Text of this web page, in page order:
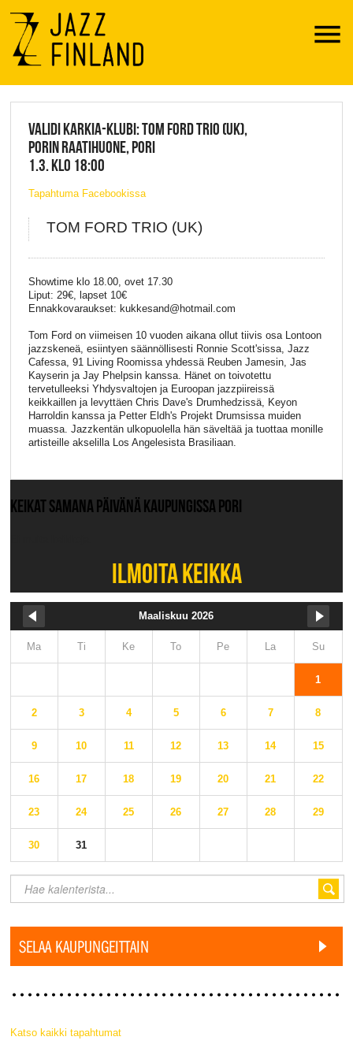
Menu
JAZZ FINLAND LIVE
VALIDI KARKIA-KLUBI: TOM FORD TRIO (UK),
PORIN RAATIHUONE, PORI
1.3. KLO 18:00
Tapahtuma Facebookissa
TOM FORD TRIO (UK)
Showtime klo 18.00, ovet 17.30
Liput: 29€, lapset 10€
Ennakkovaraukset: kukkesand@hotmail.com
Tom Ford on viimeisen 10 vuoden aikana ollut tiivis osa Lontoon
jazzskeneä, esiintyen säännöllisesti Ronnie Scott'sissa, Jazz
Cafessa, 91 Living Roomissa yhdessä Reuben Jamesin, Jas
Kayserin ja Jay Phelpsin kanssa. Hänet on toivotettu
tervetulleeksi Yhdysvaltojen ja Euroopan jazzpiireissä
keikkaillen ja levyttäen Chris Dave's Drumhedzissä, Keyon
Harroldin kanssa ja Petter Eldh's Projekt Drumsissa muiden
muassa. Jazzkentän ulkopuolella hän säveltää ja tuottaa monille
artisteille akselilla Los Angelesista Brasiliaan.
KEIKAT SAMANA PÄIVÄNÄ KAUPUNGISSA PORI
ILMOITA KEIKKA
Maaliskuu 2026
Ma Ti Ke To Pe La Su
1
2 3 4 5 6 7 8
9 10 11 12 13 14 15
16 17 18 19 20 21 22
23 24 25 26 27 28 29
30 31
SELAA KAUPUNGEITTAIN
Katso kaikki tapahtumat